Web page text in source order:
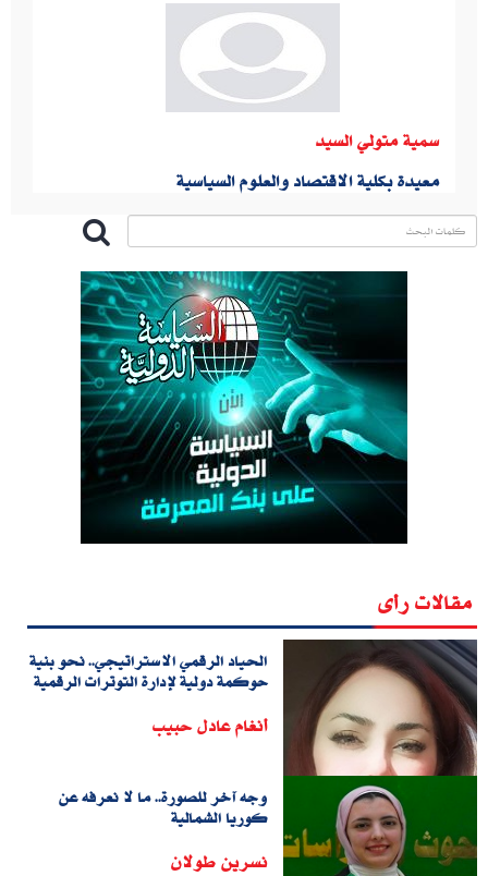
سمية متولي السيد
معيدة بكلية الاقتصاد والعلوم السياسية
مقالات رأى
الحياد الرقمي الاستراتيجي.. نحو بنية
حوكمة دولية لإدارة التوترات الرقمية
أنغام عادل حبيب
وجه آخر للصورة.. ما لا نعرفه عن
كوريا الشمالية
نسرين طولان